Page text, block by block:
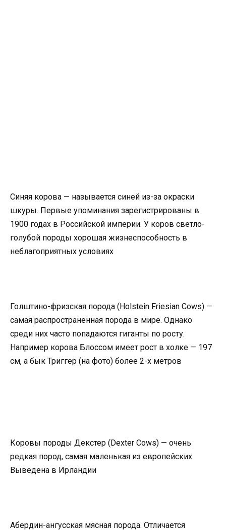
Синяя корова — называется синей из-за окраски
шкуры. Первые упоминания зарегистрированы в
1900 годах в Российской империи. У коров светло-
голубой породы хорошая жизнеспособность в
неблагоприятных условиях
Голштино-фризская порода (Holstein Friesian Cows) —
самая распространенная порода в мире. Однако
среди них часто попадаются гиганты по росту.
Например корова Блоссом имеет рост в холке — 197
см, а бык Триггер (на фото) более 2-х метров
Коровы породы Декстер (Dexter Cows) — очень
редкая пород, самая маленькая из европейских.
Выведена в Ирландии
Абердин-ангусская мясная порода. Отличается